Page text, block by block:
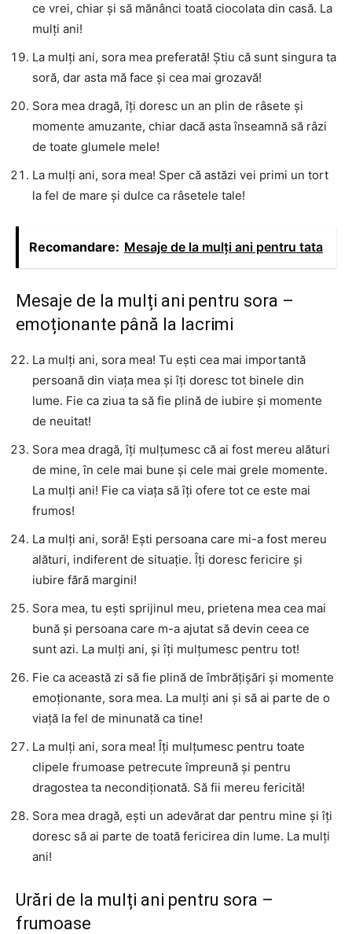
ce vrei, chiar și să mănânci toată ciocolata din casă. La
mulți ani!
La mulți ani, sora mea preferată! Știu că sunt singura ta
soră, dar asta mă face și cea mai grozavă!
Sora mea dragă, îți doresc un an plin de râsete și
momente amuzante, chiar dacă asta înseamnă să râzi
de toate glumele mele!
La mulți ani, sora mea! Sper că astăzi vei primi un tort
la fel de mare și dulce ca râsetele tale!
Recomandare: Mesaje de la mulți ani pentru tata
Mesaje de la mulți ani pentru sora –
emoționante până la lacrimi
La mulți ani, sora mea! Tu ești cea mai importantă
persoană din viața mea și îți doresc tot binele din
lume. Fie ca ziua ta să fie plină de iubire și momente
de neuitat!
Sora mea dragă, îți mulțumesc că ai fost mereu alături
de mine, în cele mai bune și cele mai grele momente.
La mulți ani! Fie ca viața să îți ofere tot ce este mai
frumos!
La mulți ani, soră! Ești persoana care mi-a fost mereu
alături, indiferent de situație. Îți doresc fericire și
iubire fără margini!
Sora mea, tu ești sprijinul meu, prietena mea cea mai
bună și persoana care m-a ajutat să devin ceea ce
sunt azi. La mulți ani, și îți mulțumesc pentru tot!
Fie ca această zi să fie plină de îmbrățișări și momente
emoționante, sora mea. La mulți ani și să ai parte de o
viață la fel de minunată ca tine!
La mulți ani, sora mea! Îți mulțumesc pentru toate
clipele frumoase petrecute împreună și pentru
dragostea ta necondiționată. Să fii mereu fericită!
Sora mea dragă, ești un adevărat dar pentru mine și îți
doresc să ai parte de toată fericirea din lume. La mulți
ani!
Urări de la mulți ani pentru sora –
frumoase